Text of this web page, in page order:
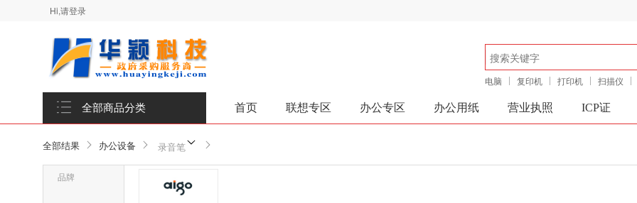
Hi,请登录
电脑 复印机 打印机 扫描仪
全部商品分类 首页 联想专区 办公专区 办公用纸 营业执照 ICP证
全部结果 办公设备 录音笔
品牌